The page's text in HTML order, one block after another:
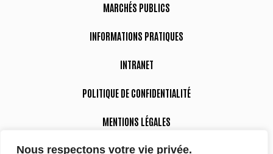
Nous respectons votre vie privée.
MARCHÉS PUBLICS
INFORMATIONS PRATIQUES
INTRANET
POLITIQUE DE CONFIDENTIALITÉ
MENTIONS LÉGALES
DÉCLARATION D’ACCESSIBILITÉ